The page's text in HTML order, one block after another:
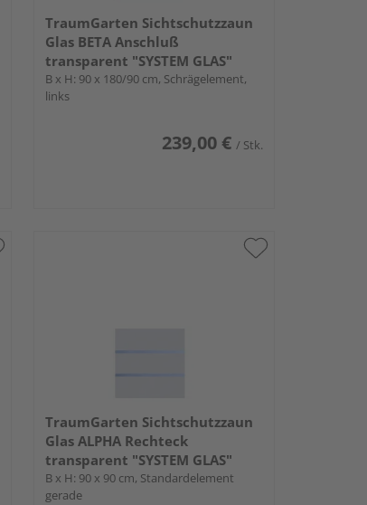
TraumGarten Sichtschutzzaun
Glas BETA Anschluß
transparent "SYSTEM GLAS"
B x H: 90 x 180/90 cm, Schrägelement,
links
239,00 € / Stk.
TraumGarten Sichtschutzzaun
Glas ALPHA Rechteck
transparent "SYSTEM GLAS"
B x H: 90 x 90 cm, Standardelement
gerade